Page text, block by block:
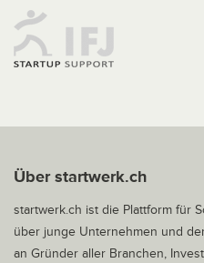
Über startwerk.ch
startwerk.ch ist die Plattform für
über junge Unternehmen und
an Gründer aller Branchen,